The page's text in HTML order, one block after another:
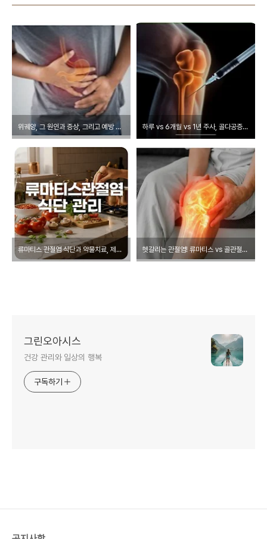
위궤양, 그 원인과 증상, 그리고 예방 방법은? 하루 vs 6개월 vs 1년 주사, 골다공증 주사치료 뭐가 다를까?
류마티스 관절염 식단과 약물치료, 제대로 알고 관리하자! 헷갈리는 관절염! 류마티스 vs 골관절염 차이점 완벽 비교
그린오아시스
건강 관리와 일상의 행복
구독하기